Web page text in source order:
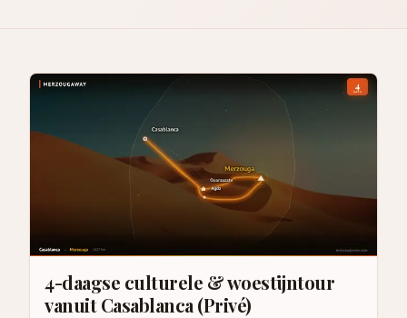
4-daagse culturele & woestijntour
vanuit Casablanca (Privé)